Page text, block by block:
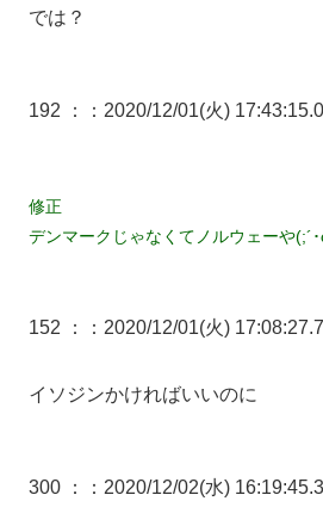
では？
192 ： ：2020/12/01(火)
修正
デンマークじゃなくてノルウェーや(;´
152 ： ：2020/12/01(火)
イソジンかければいいのに
300 ： ：2020/12/02(水)